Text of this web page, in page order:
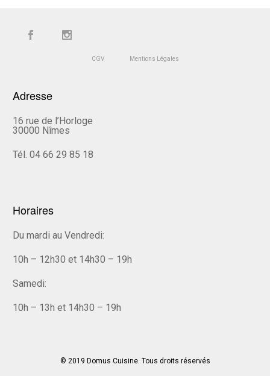
CGV Mentions Légales
Adresse
16 rue de l’Horloge
30000 Nîmes
Tél. 04 66 29 85 18
Horaires
Du mardi au Vendredi:
10h – 12h30 et 14h30 – 19h
Samedi:
10h – 13h et 14h30 – 19h
© 2019 Domus Cuisine. Tous droits réservés